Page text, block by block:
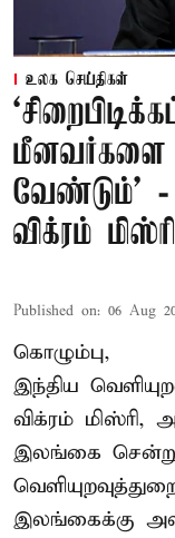
உலக செய்திகள்
மீனவர்களை
வேண்டும்'
விக்ரம்
Published on: 06 Aug
கொழும்பு,
இந்திய
விக்ரம் மிஸ்ரி,
இலங்கை
இலங்கைக்கு